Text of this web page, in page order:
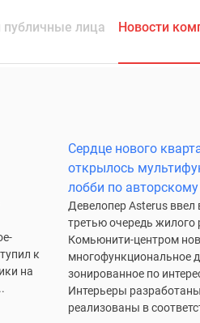
публичные лица Новости
к
на
Сердце нового
открылось
лобби по
Девелопер Asterus ввел
третью очередь
Комьюнити-центром
многофункциональное
зонированное по
Интерьеры
реализованы в